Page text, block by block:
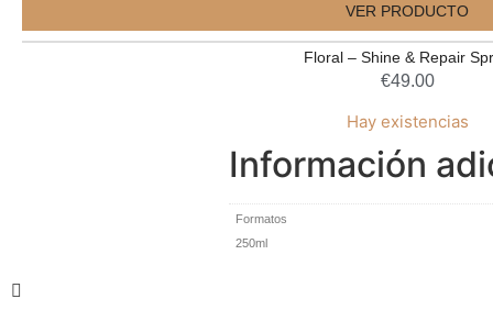
VER PRODUCTO
Floral – Shine & Repair
€49.00
Hay existencias
Información
Formatos
250ml